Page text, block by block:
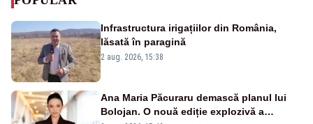
Infrastructura irigațiilor din România,
lăsată în paragină
2 aug. 2026, 15:38
Ana Maria Păcuraru demască planul lui
Bolojan. O nouă ediție explozivă a